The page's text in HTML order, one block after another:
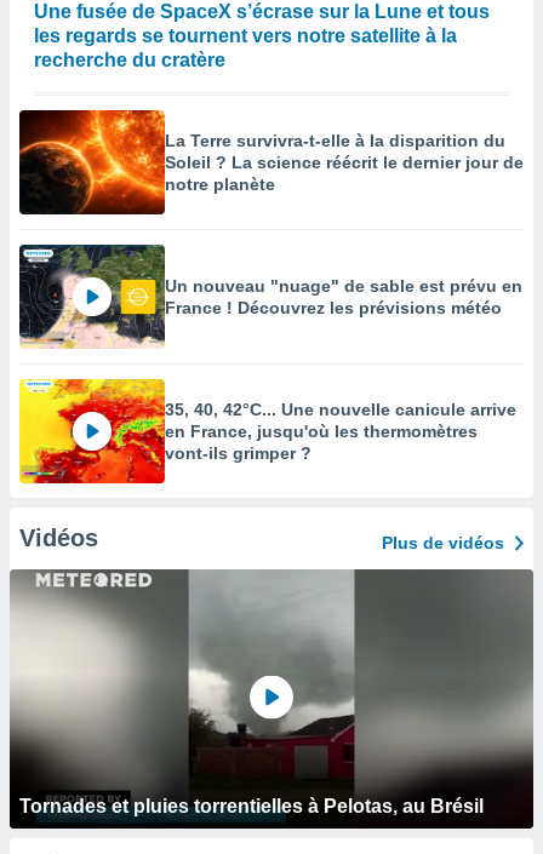
Une fusée de SpaceX s’écrase sur la Lune et tous
les regards se tournent vers notre satellite à la
recherche du cratère
La Terre survivra-t-elle à la disparition du
Soleil ? La science réécrit le dernier jour de
notre planète
Un nouveau "nuage" de sable est prévu en
France ! Découvrez les prévisions météo
35, 40, 42°C... Une nouvelle canicule arrive
en France, jusqu'où les thermomètres
vont-ils grimper ?
Vidéos Plus de vidéos
Tornades et pluies torrentielles à Pelotas, au Brésil